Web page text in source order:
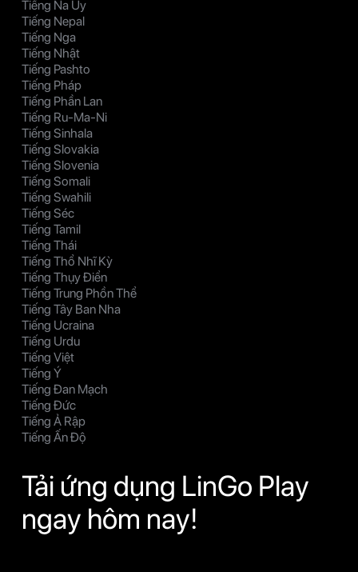
Tiếng Na Uy
Tiếng Nepal
Tiếng Nga
Tiếng Nhật
Tiếng Pashto
Tiếng Pháp
Tiếng Phần Lan
Tiếng Ru-Ma-Ni
Tiếng Sinhala
Tiếng Slovakia
Tiếng Slovenia
Tiếng Somali
Tiếng Swahili
Tiếng Séc
Tiếng Tamil
Tiếng Thái
Tiếng Thổ Nhĩ Kỳ
Tiếng Thụy Điển
Tiếng Trung Phồn Thể
Tiếng Tây Ban Nha
Tiếng Ucraina
Tiếng Urdu
Tiếng Việt
Tiếng Ý
Tiếng Đan Mạch
Tiếng Đức
Tiếng Ả Rập
Tiếng Ấn Độ
Tải ứng dụng LinGo Play
ngay hôm nay!